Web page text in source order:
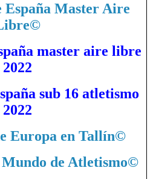
España Master Aire
©
master aire libre
2022
sub 16 atletismo
2022
Europa en Tallín©
de Atletismo©